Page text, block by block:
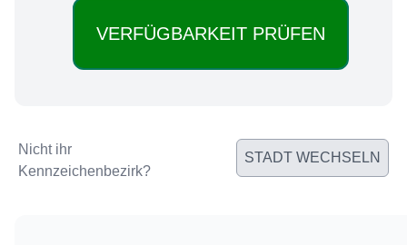
Nicht ihr
Kennzeichenbezirk?
STADT WECHSELN